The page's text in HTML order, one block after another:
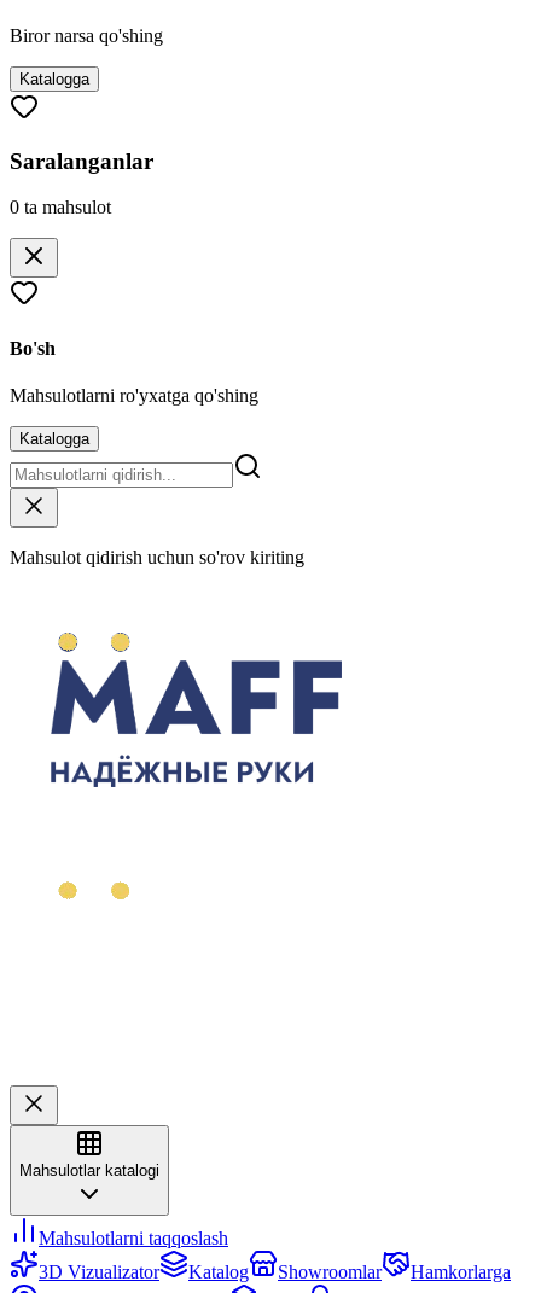
Biror narsa qo'shing
Katalogga
Saralanganlar
0 ta mahsulot
Bo'sh
Mahsulotlarni ro'yxatga qo'shing
Katalogga
Mahsulot qidirish uchun so'rov kiriting
Mahsulotlar katalogi
Mahsulotlarni taqqoslash
3D Vizualizator
Katalog Showroomlar
Hamkorlarga